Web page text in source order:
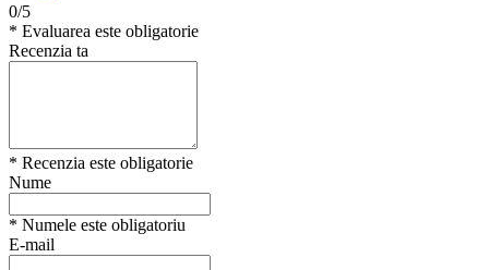
0/5
* Evaluarea este obligatorie
Recenzia ta
* Recenzia este obligatorie
Nume
* Numele este obligatoriu
E-mail